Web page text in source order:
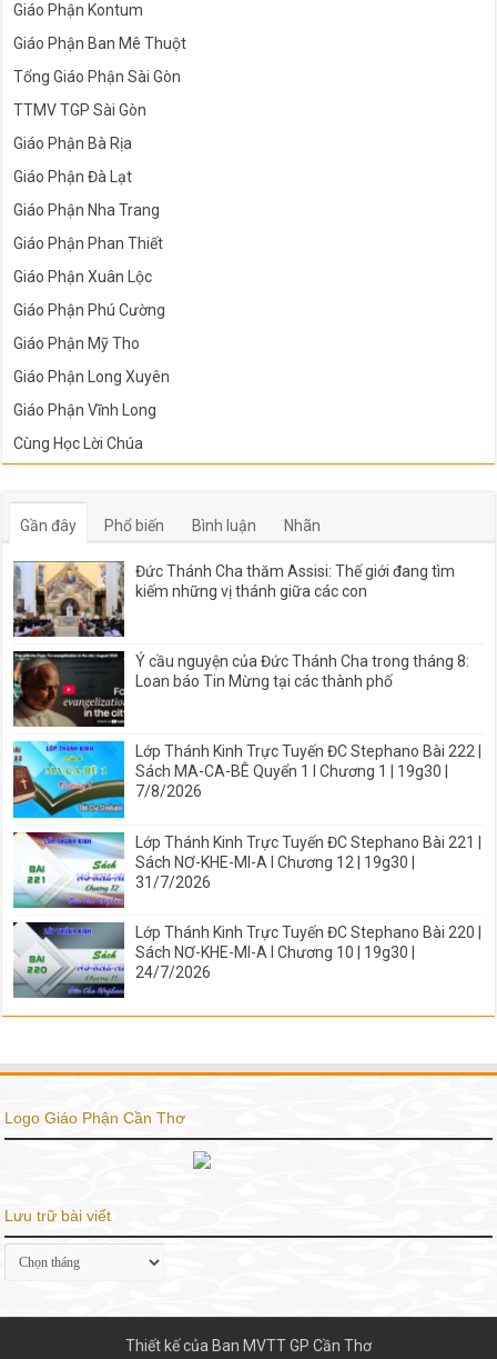
Giáo Phận Kontum
Giáo Phận Ban Mê Thuột
Tổng Giáo Phận Sài Gòn
TTMV TGP Sài Gòn
Giáo Phận Bà Rịa
Giáo Phận Đà Lạt
Giáo Phận Nha Trang
Giáo Phận Phan Thiết
Giáo Phận Xuân Lộc
Giáo Phận Phú Cường
Giáo Phận Mỹ Tho
Giáo Phận Long Xuyên
Giáo Phận Vĩnh Long
Cùng Học Lời Chúa
Gần đây Phổ biến Bình luận Nhãn
Đức Thánh Cha thăm Assisi: Thế giới đang tìm
kiếm những vị thánh giữa các con
Ý cầu nguyện của Đức Thánh Cha trong tháng 8:
Loan báo Tin Mừng tại các thành phố
Lớp Thánh Kinh Trực Tuyến ĐC Stephano Bài 222 |
Sách MA-CA-BÊ Quyển 1 I Chương 1 | 19g30 |
7/8/2026
Lớp Thánh Kinh Trực Tuyến ĐC Stephano Bài 221 |
Sách NƠ-KHE-MI-A I Chương 12 | 19g30 |
31/7/2026
Lớp Thánh Kinh Trực Tuyến ĐC Stephano Bài 220 |
Sách NƠ-KHE-MI-A I Chương 10 | 19g30 |
24/7/2026
Logo Giáo Phận Cần Thơ
Lưu trữ bài viết
Lưu
trữ
Thiết kế của Ban MVTT GP Cần Thơ